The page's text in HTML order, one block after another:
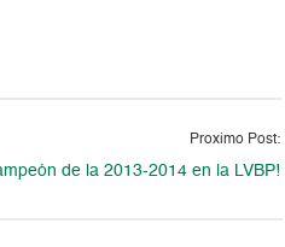
Proximo Post:
de la 2013-2014 en la LVBP!